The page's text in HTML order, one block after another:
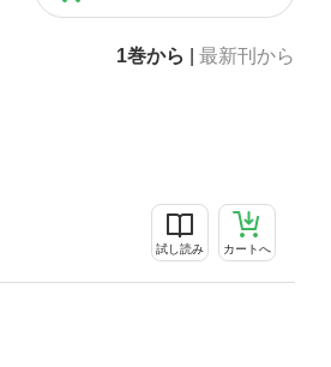
1巻から 最新刊から
試し読み カートへ